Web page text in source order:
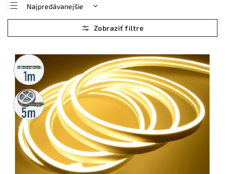
Najpredávanejšie
Najlacnejšie
Najdrahšie
Abecedne
Metrážny
predaj
5m
rolka